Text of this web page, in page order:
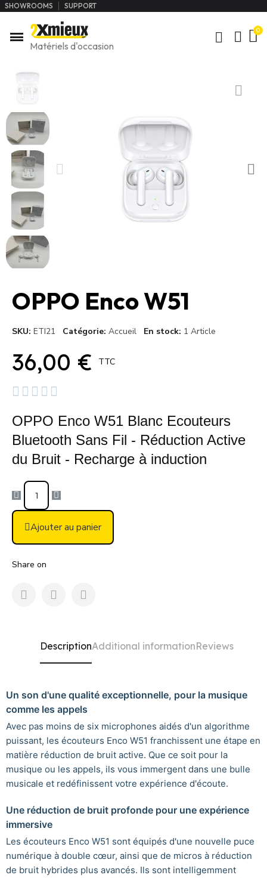
SHOWROOMS SUPPORT
Matériels d'occasion
OPPO Enco W51
SKU ETI21 Catégorie Accueil En stock 1 Article
36,00 € TTC
    
OPPO Enco W51 Blanc Ecouteurs
Bluetooth Sans Fil - Réduction Active
du Bruit - Recharge à induction
Ajouter au panier
Share on
DescriptionAdditional informationReviews
Un son d'une qualité exceptionnelle, pour la musique
comme les appels
Avec pas moins de six microphones aidés d'un algorithme
puissant, les écouteurs Enco W51 franchissent une étape en
matière réduction de bruit active. Que ce soit pour la
musique ou les appels, ils vous immergent dans une bulle
musicale et redéfinissent votre expérience d'écoute.
Une réduction de bruit profonde pour une expérience
immersive
Les écouteurs Enco W51 sont équipés d'une nouvelle puce
numérique à double cœur, ainsi que de micros à réduction
de bruit hybrides plus avancés. Ils sont intelligemment